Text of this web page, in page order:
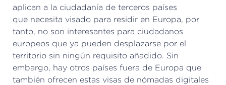
aplican a la ciudadanía de terceros países
que necesita visado para residir en Europa, por
tanto, no son interesantes para ciudadanos
europeos que ya pueden desplazarse por el
territorio sin ningún requisito añadido. Sin
embargo, hay otros países fuera de Europa que
también ofrecen estas visas de nómadas digitales